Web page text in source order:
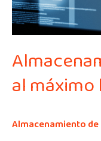
al
Almacenamiento